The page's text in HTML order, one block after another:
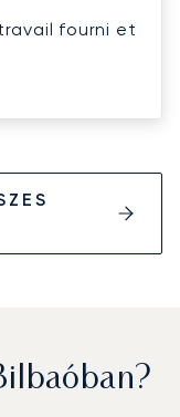
fourni et